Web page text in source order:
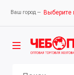
Ваш город —
Ваш город — Выберите